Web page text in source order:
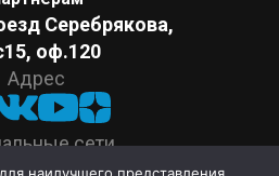
Серебрякова,
оф.120
Адрес
сети